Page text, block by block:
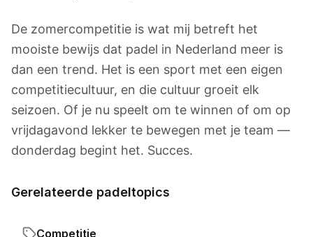
De zomercompetitie is wat mij betreft het
mooiste bewijs dat padel in Nederland meer is
dan een trend. Het is een sport met een eigen
competitiecultuur, en die cultuur groeit elk
seizoen. Of je nu speelt om te winnen of om op
vrijdagavond lekker te bewegen met je team —
donderdag begint het. Succes.
Gerelateerde padeltopics
Competitie